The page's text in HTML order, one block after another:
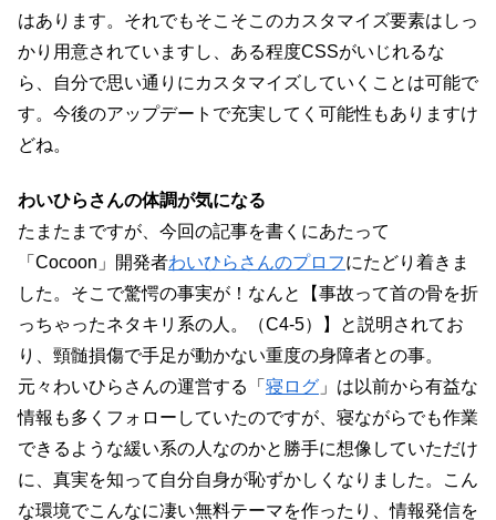
はあります。それでもそこそこのカスタマイズ要素はしっ
かり用意されていますし、ある程度CSSがいじれるな
ら、自分で思い通りにカスタマイズしていくことは可能で
す。今後のアップデートで充実してく可能性もありますけ
どね。
わいひらさんの体調が気になる
たまたまですが、今回の記事を書くにあたって
「Cocoon」開発者わいひらさんのプロフにたどり着きま
した。そこで驚愕の事実が！なんと【事故って首の骨を折
っちゃったネタキリ系の人。（C4-5）】と説明されてお
り、頸髄損傷で手足が動かない重度の身障者との事。
元々わいひらさんの運営する「 寝ログ 」は以前から有益な
情報も多くフォローしていたのですが、寝ながらでも作業
できるような緩い系の人なのかと勝手に想像していただけ
に、真実を知って自分自身が恥ずかしくなりました。こん
な環境でこんなに凄い無料テーマを作ったり、情報発信を